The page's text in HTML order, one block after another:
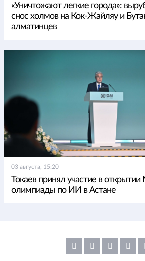
«Уничтожают легкие города»:
снос холмов на Кок-Жайляу и
алматинцев
03 августа, 15:20
Токаев принял участие в
олимпиады по ИИ в Астане